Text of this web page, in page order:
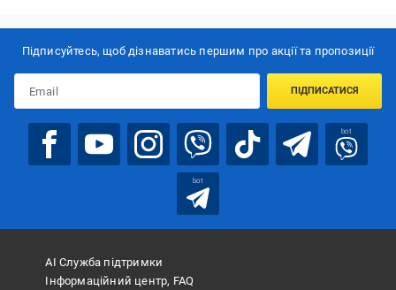
Підписуйтесь, щоб дізнаватись першим про акції та пропозиції
ПІДПИСАТИСЯ
bot
bot
АІ Служба підтримки
Інформаційний центр, FAQ